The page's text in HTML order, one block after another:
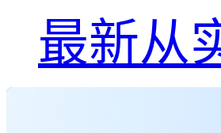
最新从